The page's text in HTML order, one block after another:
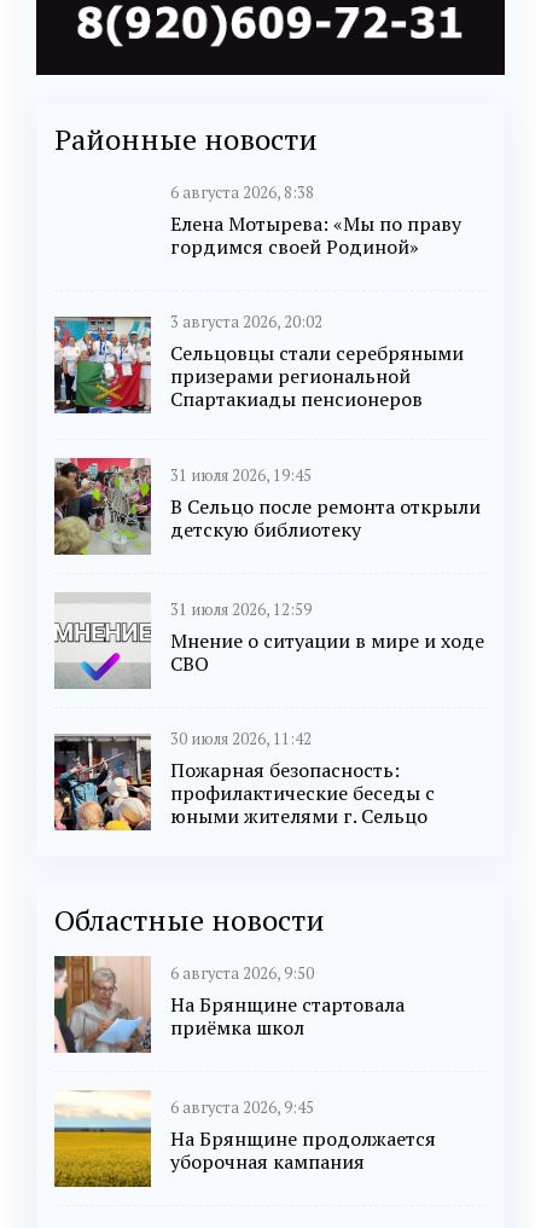
Районные новости
6 августа 2026, 8:38
Елена Мотырева: «Мы по праву
гордимся своей Родиной»
3 августа 2026, 20:02
Сельцовцы стали серебряными
призерами региональной
Спартакиады пенсионеров
31 июля 2026, 19:45
В Сельцо после ремонта открыли
детскую библиотеку
31 июля 2026, 12:59
Мнение о ситуации в мире и ходе
СВО
30 июля 2026, 11:42
Пожарная безопасность:
профилактические беседы с
юными жителями г. Сельцо
Областные новости
6 августа 2026, 9:50
На Брянщине стартовала
приёмка школ
6 августа 2026, 9:45
На Брянщине продолжается
уборочная кампания